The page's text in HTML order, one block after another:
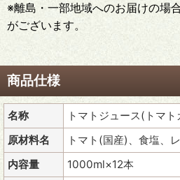
※離島・一部地域へのお届けの場
がございます。
商品仕様
名称
トマトジュース(トマ
原材料名
トマト(国産)、食塩、
内容量
1000ml×12本